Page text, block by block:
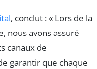
, conclut : « Lors de la
nous avons assuré
canaux de
garantir que chaque